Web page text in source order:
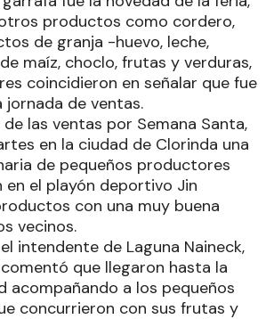
productos como cordero,
de granja -huevo, leche,
maíz, choclo, frutas y verduras,
coincidieron en señalar que fue
jornada de ventas.
las ventas por Semana Santa,
en la ciudad de Clorinda una
de pequeños productores
en el playón deportivo Jin
con una muy buena
vecinos.
intendente de Laguna Naineck,
que llegaron hasta la
acompañando a los pequeños
concurrieron con sus frutas y